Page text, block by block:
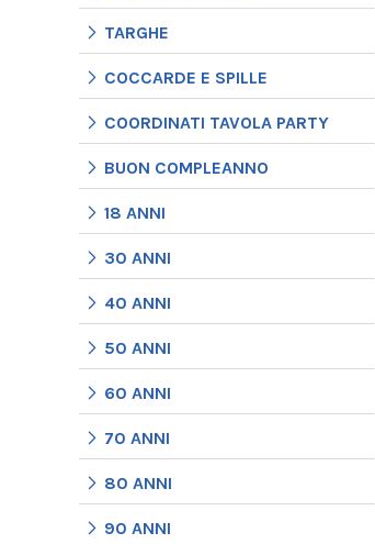
TARGHE
COCCARDE E SPILLE
COORDINATI TAVOLA PARTY
BUON COMPLEANNO
18 ANNI
30 ANNI
40 ANNI
50 ANNI
60 ANNI
70 ANNI
80 ANNI
90 ANNI